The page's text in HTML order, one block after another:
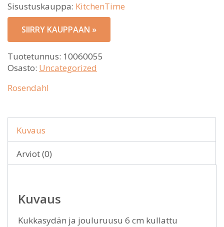
Sisustuskauppa: KitchenTime
SIIRRY KAUPPAAN »
Tuotetunnus: 10060055
Osasto: Uncategorized
Rosendahl
Kuvaus
Arviot (0)
Kuvaus
Kukkasydän ja jouluruusu 6 cm kullattu